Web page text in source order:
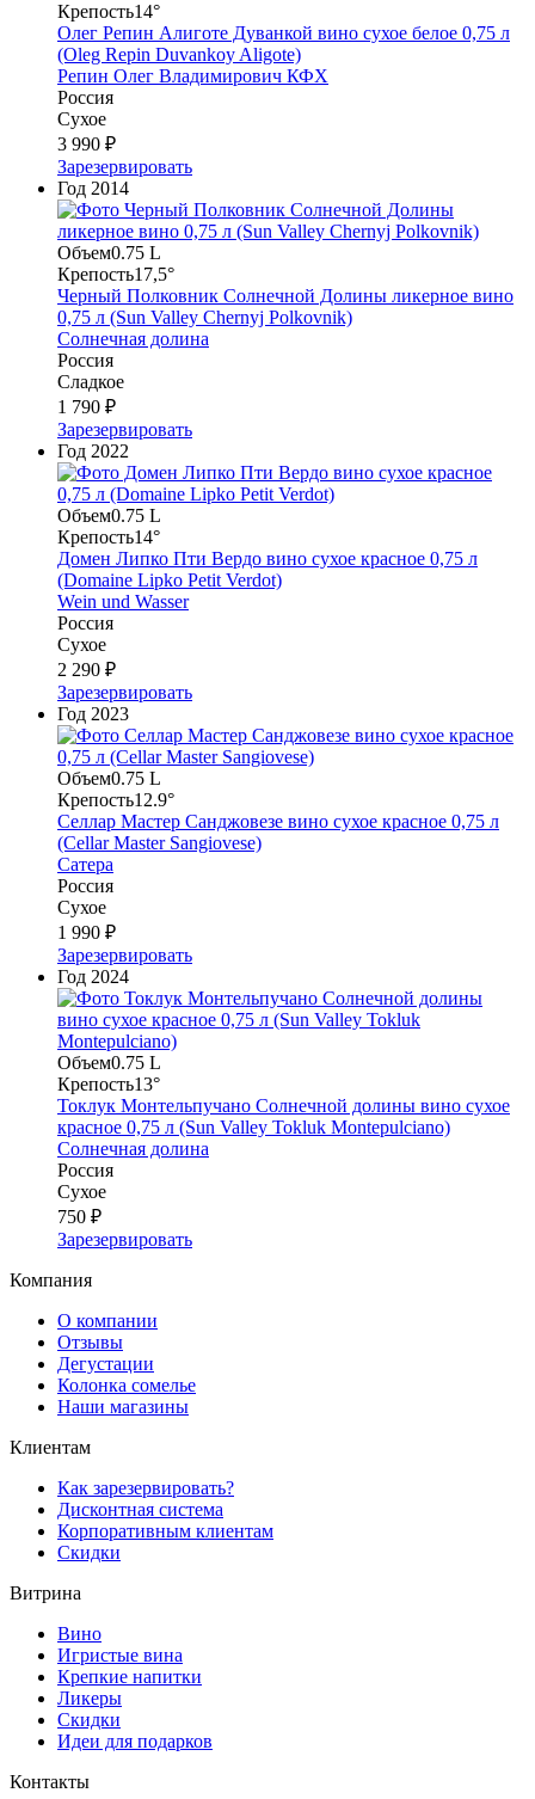
Крепость14°
Олег Репин Алиготе Дуванкой вино сухое белое 0,75 л
(Oleg Repin Duvankoy Aligote)
Репин Олег Владимирович КФХ
Россия
Сухое
3 990 ₽
Зарезервировать
Год 2014
Объем0.75 L
Крепость17,5°
Черный Полковник Солнечной Долины ликерное вино
0,75 л (Sun Valley Chernyj Polkovnik)
Солнечная долина
Россия
Сладкое
1 790 ₽
Зарезервировать
Год 2022
Объем0.75 L
Крепость14°
Домен Липко Пти Вердо вино сухое красное 0,75 л
(Domaine Lipko Petit Verdot)
Wein und Wasser
Россия
Сухое
2 290 ₽
Зарезервировать
Год 2023
Объем0.75 L
Крепость12.9°
Селлар Мастер Санджовезе вино сухое красное 0,75 л
(Cellar Master Sangiovese)
Сатера
Россия
Сухое
1 990 ₽
Зарезервировать
Год 2024
Объем0.75 L
Крепость13°
Токлук Монтельпучано Солнечной долины вино сухое
красное 0,75 л (Sun Valley Tokluk Montepulciano)
Солнечная долина
Россия
Сухое
750 ₽
Зарезервировать
Компания
О компании
Отзывы
Дегустации
Колонка сомелье
Наши магазины
Клиентам
Как зарезервировать?
Дисконтная система
Корпоративным клиентам
Скидки
Витрина
Вино
Игристые вина
Крепкие напитки
Ликеры
Скидки
Идеи для подарков
Контакты